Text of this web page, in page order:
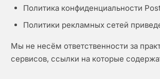
Политика конфиденциальности
Политики рекламных сетей
Мы не несём ответственности за
сервисов, ссылки на которые